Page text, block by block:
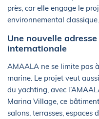
près, car elle engage le
environnemental classique.
Une nouvelle
internationale
AMAALA ne se limite pas
marine. Le projet veut
du yachting, avec
Marina Village, ce
salons, terrasses, espaces